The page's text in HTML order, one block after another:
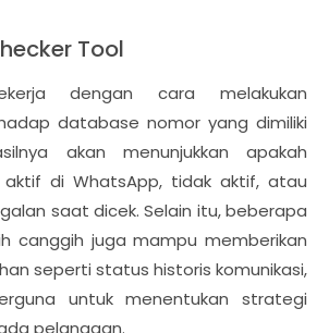
Tool
dengan cara melakukan
database nomor yang dimiliki
akan menunjukkan apakah
di WhatsApp, tidak aktif, atau
saat dicek. Selain itu, beberapa
canggih juga mampu memberikan
seperti status historis komunikasi,
untuk menentukan strategi
pelanggan.